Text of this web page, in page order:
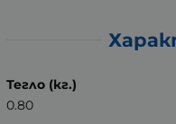
Тегло (кг.)
0.80